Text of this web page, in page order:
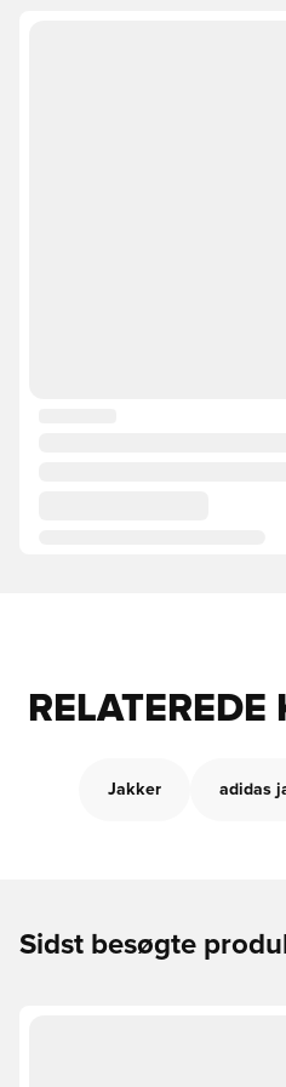
RELATEREDE
Jakker adidas
Sidst besøgte